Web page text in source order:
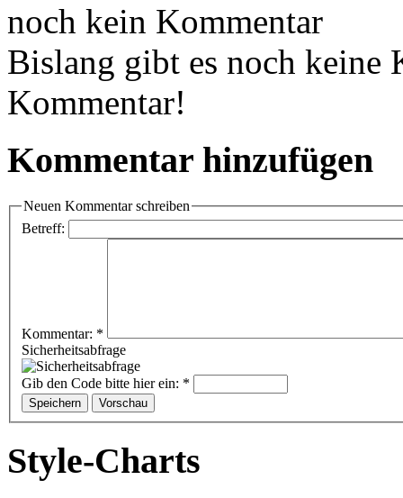
noch kein Kommentar
Bislang gibt es noch keine
Kommentar!
Kommentar hinzufügen
Neuen Kommentar schreiben
Betreff:
Kommentar: *
Sicherheitsabfrage
Gib den Code bitte hier ein: *
Style-Charts